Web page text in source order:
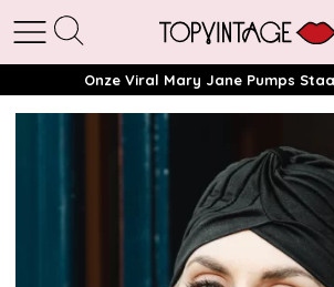
Onze Viral Mary Jane Pumps